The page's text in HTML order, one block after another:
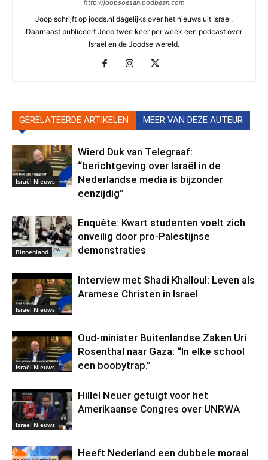
http://joopsoesan.podbean.com
Joop schrijft op joods.nl dagelijks over het nieuws uit Israel.
Daarnaast publiceert Joop twee keer per week een podcast over
Israel en de Joodse wereld.
GERELATEERDE ARTIKELEN MEER VAN DEZE AUTEUR
Israël Nieuws
Wierd Duk van Telegraaf:
“berichtgeving over Israël in de
Nederlandse media is bijzonder
eenzijdig”
Binnenland
Enquête: Kwart studenten voelt zich
onveilig door pro-Palestijnse
demonstraties
Israël Nieuws
Interview met Shadi Khalloul: Leven als
Aramese Christen in Israel
Israël Nieuws
Oud-minister Buitenlandse Zaken Uri
Rosenthal naar Gaza: “In elke school
een boobytrap.”
Israël Nieuws
Hillel Neuer getuigt voor het
Amerikaanse Congres over UNRWA
Heeft Nederland een dubbele moraal